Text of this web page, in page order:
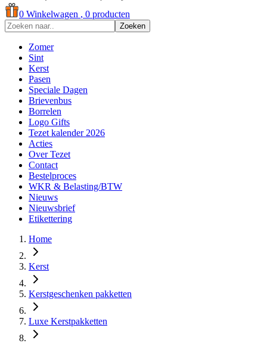
0 Winkelwagen , 0 producten
Zoeken
Zomer
Sint
Kerst
Pasen
Speciale Dagen
Brievenbus
Borrelen
Logo Gifts
Tezet kalender 2026
Acties
Over Tezet
Contact
Bestelproces
WKR & Belasting/BTW
Nieuws
Nieuwsbrief
Etikettering
Home
Kerst
Kerstgeschenken pakketten
Luxe Kerstpakketten